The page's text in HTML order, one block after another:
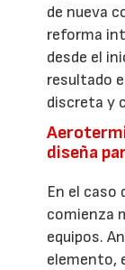
de nueva
reforma
desde el
resultado
discreta y
diseña
En el caso
comienza
equipos.
elemento,